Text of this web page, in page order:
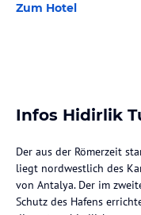
Zum Hotel
Infos Hidirlik
Der aus der Römerzeit
liegt nordwestlich des
von Antalya. Der im
Schutz des Hafens